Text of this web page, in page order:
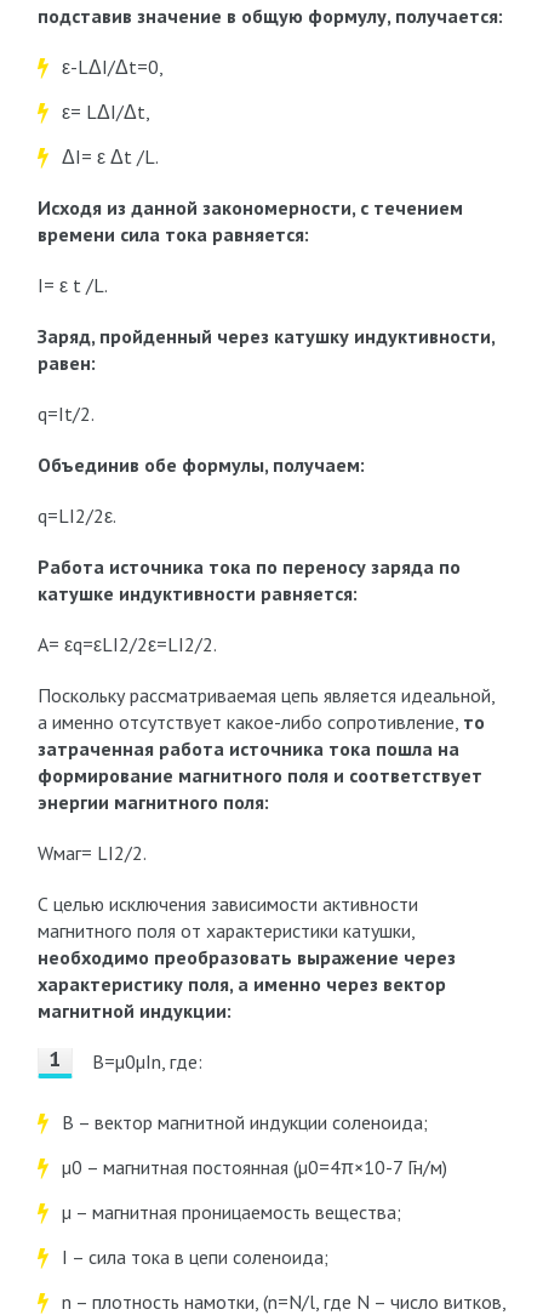
подставив значение в общую формулу, получается:
ε-LΔI/Δt=0,
ε= LΔI/Δt,
ΔI= ε Δt /L.
Исходя из данной закономерности, с течением
времени сила тока равняется:
I= ε t /L.
Заряд, пройденный через катушку индуктивности,
равен:
q=It/2.
Объединив обе формулы, получаем:
q=LI2/2ε.
Работа источника тока по переносу заряда по
катушке индуктивности равняется:
A= εq=εLI2/2ε=LI2/2.
Поскольку рассматриваемая цепь является идеальной,
а именно отсутствует какое-либо сопротивление, то
затраченная работа источника тока пошла на
формирование магнитного поля и соответствует
энергии магнитного поля:
Wмаг= LI2/2.
С целью исключения зависимости активности
магнитного поля от характеристики катушки,
необходимо преобразовать выражение через
характеристику поля, а именно через вектор
магнитной индукции:
B=µ0µIn, где:
B – вектор магнитной индукции соленоида;
µ0 – магнитная постоянная (µ0=4π×10-7 Гн/м)
µ – магнитная проницаемость вещества;
I – сила тока в цепи соленоида;
n – плотность намотки, (n=N/l, где N – число витков,